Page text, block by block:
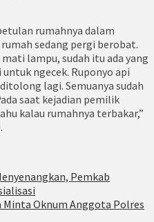
rumahnya dalam
sedang pergi berobat.
lampu, sudah itu ada yang
ngecek. Ruponyo api
lagi. Semuanya sudah
saat kejadian pemilik
kalau rumahnya terbakar,”
Pemkab
Minta Oknum Anggota Polres